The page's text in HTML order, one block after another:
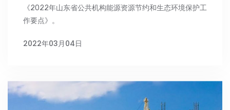
《2022年山东省公共机构能源资源节约和生态环境保护工
作要点》。
2022年03月04日